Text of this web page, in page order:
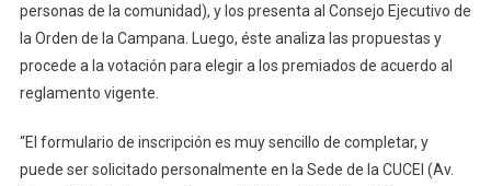
personas de la comunidad), y los presenta al Consejo Ejecutivo de
la Orden de la Campana. Luego, éste analiza las propuestas y
procede a la votación para elegir a los premiados de acuerdo al
reglamento vigente.
“El formulario de inscripción es muy sencillo de completar, y
puede ser solicitado personalmente en la Sede de la CUCEI (Av.